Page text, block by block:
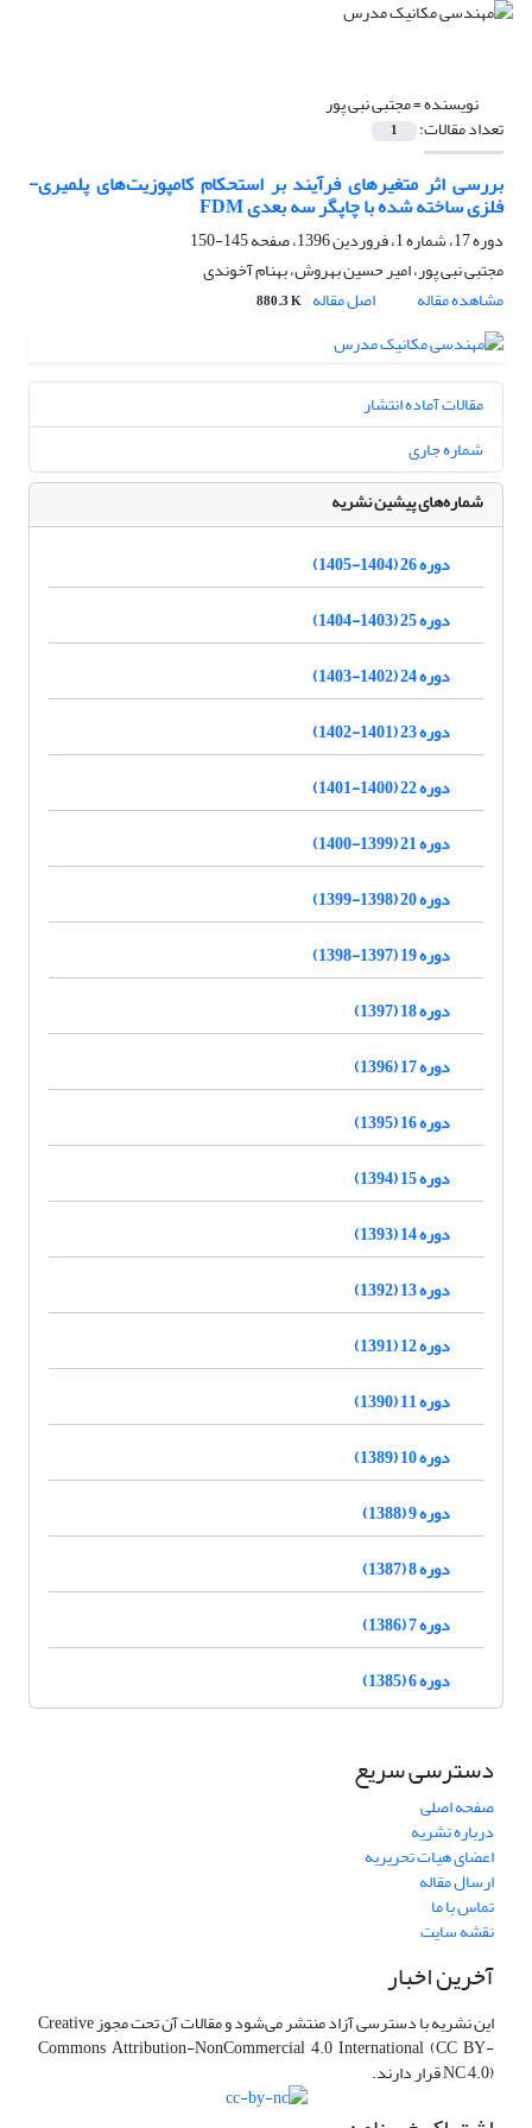
نویسنده =مجتبی نبی پور
تعداد مقالات: 1
بررسی اثر متغیر‌های فرآیند بر استحکام کامپوزیت‌های پلمیری-
فلزی ساخته شده با چاپگر سه بعدی FDM
دوره 17، شماره 1، فروردین 1396، صفحه
145-150
مجتبی نبی پور، امیر حسین بهروش، بهنام آخوندی
مشاهده مقاله
اصل مقاله 880.3 K
مقالات آماده انتشار
شماره جاری
شماره‌های پیشین نشریه
دوره 26 (1404-1405)
دوره 25 (1403-1404)
دوره 24 (1402-1403)
دوره 23 (1401-1402)
دوره 22 (1400-1401)
دوره 21 (1399-1400)
دوره 20 (1398-1399)
دوره 19 (1397-1398)
دوره 18 (1397)
دوره 17 (1396)
دوره 16 (1395)
دوره 15 (1394)
دوره 14 (1393)
دوره 13 (1392)
دوره 12 (1391)
دوره 11 (1390)
دوره 10 (1389)
دوره 9 (1388)
دوره 8 (1387)
دوره 7 (1386)
دوره 6 (1385)
دسترسی سریع
صفحه اصلی
درباره نشریه
اعضای هیات تحریریه
ارسال مقاله
تماس با ما
نقشه سایت
آخرین اخبار
این نشریه با دسترسی آزاد منتشر می‌شود و مقالات آن تحت مجوز Creative
Commons Attribution-NonCommercial 4.0 International (CC BY-
NC 4.0) قرار دارند.